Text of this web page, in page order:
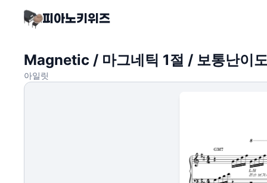
Magnetic / 마그네틱 1절 / 보통난이
아일릿